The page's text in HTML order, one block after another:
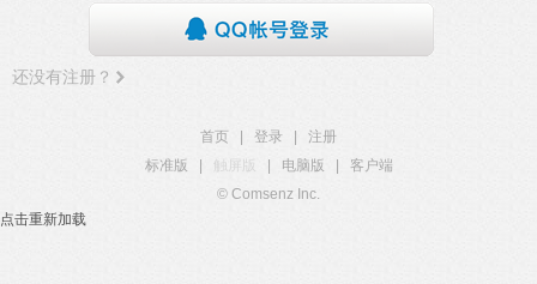
还没有注册？
首页 登录
注册
标准版
触屏版 电脑版
客户端
© Comsenz Inc.
点击重新加载